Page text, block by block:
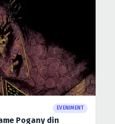
EVENIMENT
Pogany din